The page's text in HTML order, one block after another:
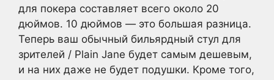
для покера составляет всего около 20
дюймов. 10 дюймов — это большая разница.
Теперь ваш обычный бильярдный стул для
зрителей / Plain Jane будет самым дешевым,
и на них даже не будет подушки. Кроме того,